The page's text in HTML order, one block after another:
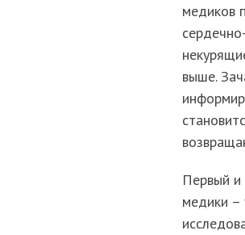
медиков
выше.
Первый и
медики –